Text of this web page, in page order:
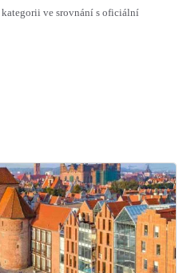
ve srovnání s oficiální